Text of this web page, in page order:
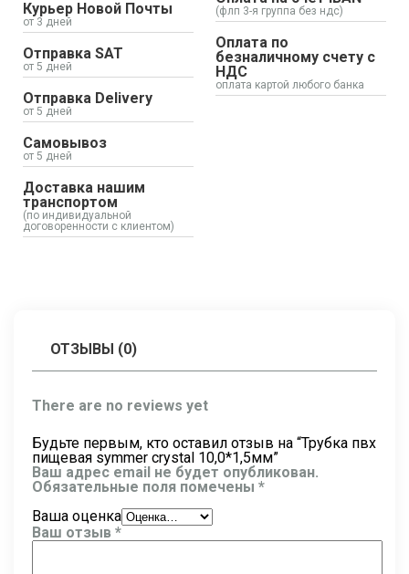
Курьер Новой Почты
от 3 дней
Отправка SAT
от 5 дней
Отправка Delivery
от 5 дней
Самовывоз
от 5 дней
Доставка нашим
транспортом
(по индивидуальной
договоренности с клиентом)
(флп 3-я группа без ндс)
Оплата по
безналичному счету с
НДС
оплата картой любого банка
ОТЗЫВЫ (0)
There are no reviews yet
Будьте первым, кто оставил отзыв на “Трубка пвх
пищевая symmer crystal 10,0*1,5мм”
Ваш адрес email не будет опубликован.
Обязательные поля помечены *
Ваша оценка
Ваш отзыв *